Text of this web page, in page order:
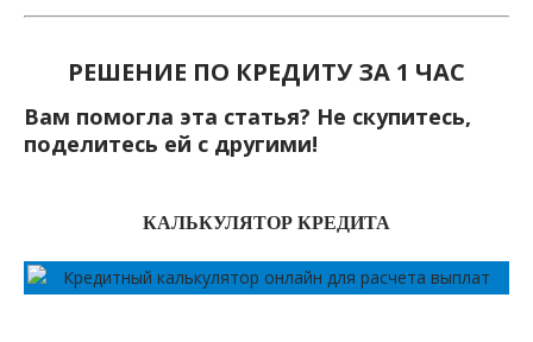
РЕШЕНИЕ ПО КРЕДИТУ ЗА 1 ЧАС
Вам помогла эта статья? Не скупитесь,
поделитесь ей с другими!
КАЛЬКУЛЯТОР КРЕДИТА